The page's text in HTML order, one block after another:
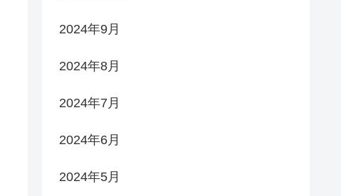
2024年9月
2024年8月
2024年7月
2024年6月
2024年5月